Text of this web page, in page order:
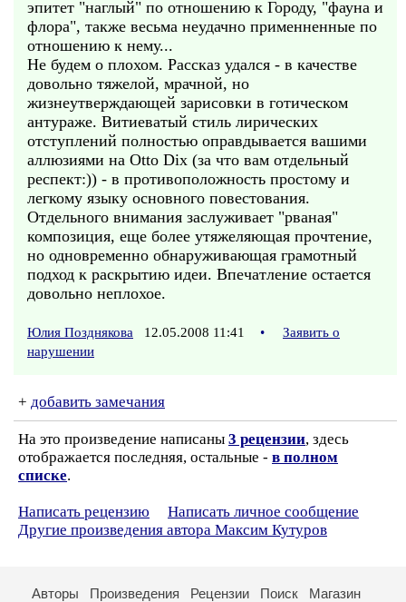
эпитет "наглый" по отношению к Городу, "фауна и
флора", также весьма неудачно применненные по
отношению к нему...
Не будем о плохом. Рассказ удался - в качестве
довольно тяжелой, мрачной, но
жизнеутверждающей зарисовки в готическом
антураже. Витиеватый стиль лирических
отступлений полностью оправдывается вашими
аллюзиями на Otto Dix (за что вам отдельный
респект:)) - в противоположность простому и
легкому языку основного повестования.
Отдельного внимания заслуживает "рваная"
композиция, еще более утяжеляющая прочтение,
но одновременно обнаруживающая грамотный
подход к раскрытию идеи. Впечатление остается
довольно неплохое.
Юлия Позднякова 12.05.2008 11:41 •
Заявить о
нарушении
+ добавить замечания
На это произведение написаны 3 рецензии, здесь
отображается последняя, остальные - в полном
списке.
Написать рецензию
Написать личное сообщение
Другие произведения автора Максим Кутуров
Авторы Произведения Рецензии Поиск
Магазин